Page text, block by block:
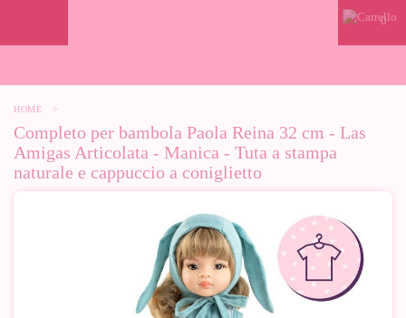
0
HOME >
Completo per bambola Paola Reina 32 cm - Las
Amigas Articolata - Manica - Tuta a stampa
naturale e cappuccio a coniglietto